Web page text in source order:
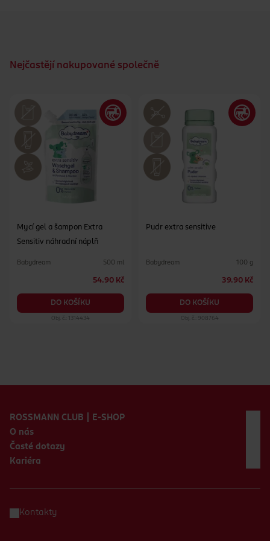
Nejčastějí nakupované společně
Mycí gel a šampon Extra
Sensitiv náhradní náplň
Babydream 500 ml
54.90 Kč
DO KOŠÍKU
Obj. č.: 1314434
Pudr extra sensitive
Babydream 100 g
39.90 Kč
DO KOŠÍKU
Obj. č.: 908764
ROSSMANN CLUB | E-SHOP
O nás
Časté dotazy
Kariéra
Kontakty